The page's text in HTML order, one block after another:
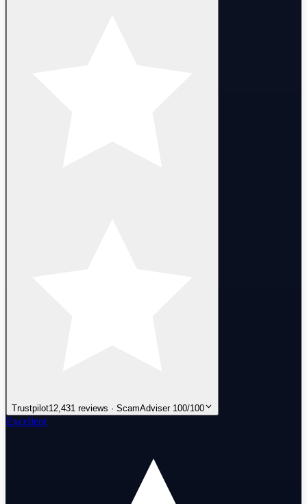
Trustpilot12,431 reviews · ScamAdviser 100/100
Excellent